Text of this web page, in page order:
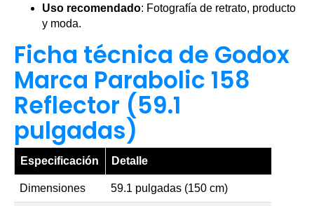
Uso recomendado: Fotografía de retrato, producto
y moda.
Ficha técnica de Godox
Marca Parabolic 158
Reflector (59.1
pulgadas)
Especificación Detalle
Dimensiones 59.1 pulgadas (150 cm)